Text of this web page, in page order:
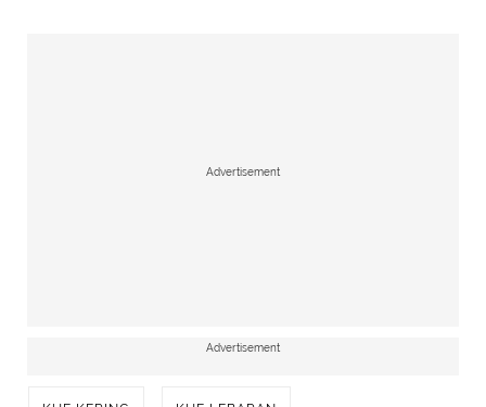
Advertisement
Advertisement